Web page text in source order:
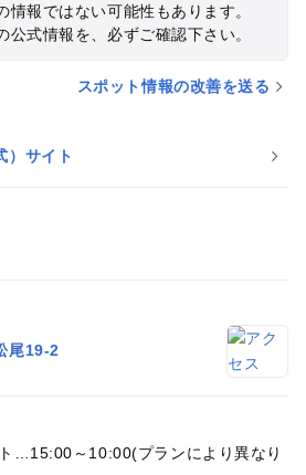
情報ではない可能性もあります。
公式情報を、必ずご確認下さい。
スポット情報の改善を送る
）サイト
尾19-2
…15:00～10:00(プランにより異なり